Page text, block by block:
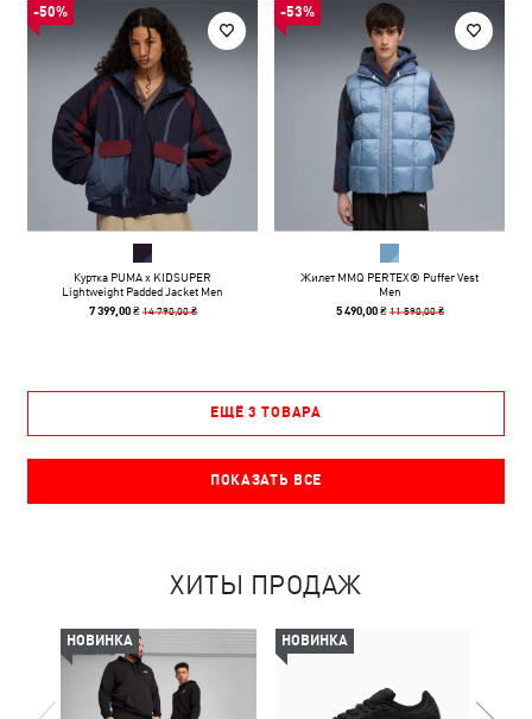
-50%
Куртка PUMA x KIDSUPER
Lightweight Padded Jacket Men
7 399,00 ₴ 14 790,00 ₴
-53%
Жилет MMQ PERTEX® Puffer Vest
Men
5 490,00 ₴ 11 590,00 ₴
ЕЩЁ 3 ТОВАРА
ПОКАЗАТЬ ВСЕ
ХИТЫ ПРОДАЖ
НОВИНКА НОВИНКА